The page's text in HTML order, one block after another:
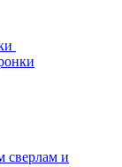
сверлам и